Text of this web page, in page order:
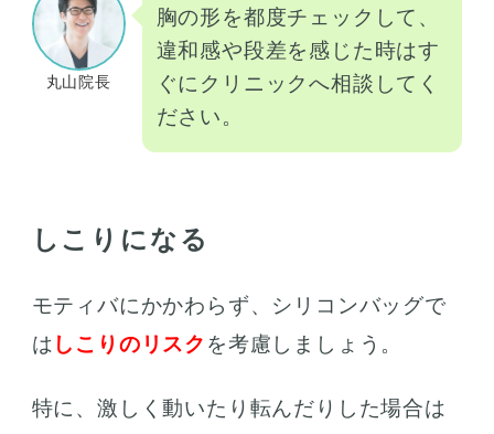
丸山院長
胸の形を都度チェックして、
違和感や段差を感じた時はす
ぐにクリニックへ相談してく
ださい。
しこりになる
モティバにかかわらず、シリコンバッグで
は しこりのリスク を考慮しましょう。
特に、激しく動いたり転んだりした場合は